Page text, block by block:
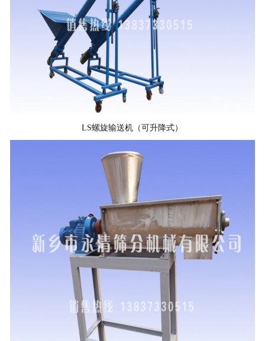
LS螺旋输送机（可升降式）